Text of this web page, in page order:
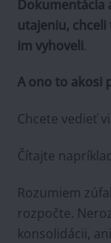
Dokumentácia
utajeniu,
im vyhoveli.
A ono to akosi
Chcete vedieť
Čítajte
Rozumiem
rozpočte.
konsolidácii,